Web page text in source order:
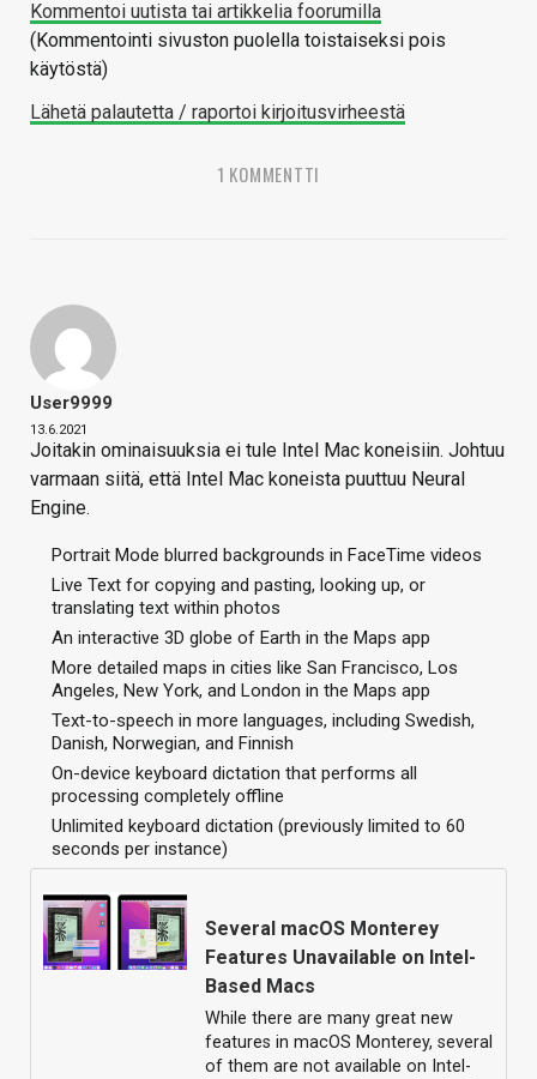
Kommentoi uutista tai artikkelia foorumilla
(Kommentointi sivuston puolella toistaiseksi pois
käytöstä)
Lähetä palautetta / raportoi kirjoitusvirheestä
1 KOMMENTTI
User9999
13.6.2021
Joitakin ominaisuuksia ei tule Intel Mac koneisiin. Johtuu
varmaan siitä, että Intel Mac koneista puuttuu Neural
Engine.
Portrait Mode blurred backgrounds in FaceTime videos
Live Text for copying and pasting, looking up, or
translating text within photos
An interactive 3D globe of Earth in the Maps app
More detailed maps in cities like San Francisco, Los
Angeles, New York, and London in the Maps app
Text-to-speech in more languages, including Swedish,
Danish, Norwegian, and Finnish
On-device keyboard dictation that performs all
processing completely offline
Unlimited keyboard dictation (previously limited to 60
seconds per instance)
Several macOS Monterey
Features Unavailable on Intel-
Based Macs
While there are many great new
features in macOS Monterey, several
of them are not available on Intel-